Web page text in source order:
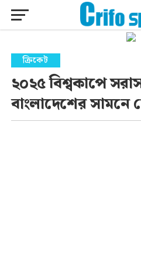
ক্রিকেট
২০২৫ বিশ্বকাপে
বাংলাদেশের সামনে